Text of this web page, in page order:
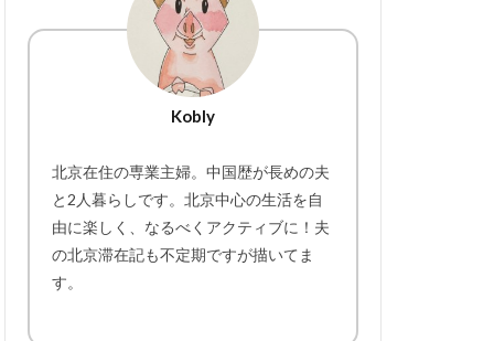
Kobly
北京在住の専業主婦。中国歴が長めの夫
と2人暮らしです。北京中心の生活を自
由に楽しく、なるべくアクティブに！夫
の北京滞在記も不定期ですが描いてま
す。